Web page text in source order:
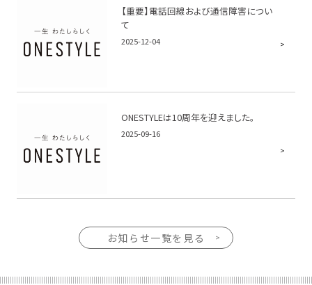
【重要】電話回線および通信障害につい
て
2025-12-04
ONESTYLEは10周年を迎えました。
2025-09-16
お知らせ一覧を見る